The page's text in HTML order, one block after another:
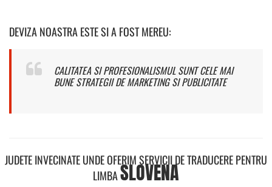
DEVIZA NOASTRA ESTE SI A FOST MEREU:
CALITATEA SI PROFESIONALISMUL SUNT CELE MAI
BUNE STRATEGII DE MARKETING SI PUBLICITATE
JUDETE INVECINATE UNDE OFERIM SERVICII DE TRADUCERE PENTRU
LIMBASLOVENA